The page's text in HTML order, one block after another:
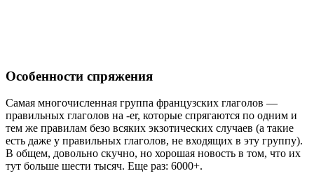
Особенности спряжения
Самая многочисленная группа французских глаголов —
правильных глаголов на -er, которые спрягаются по одним и
тем же правилам безо всяких экзотических случаев (а такие
есть даже у правильных глаголов, не входящих в эту группу).
В общем, довольно скучно, но хорошая новость в том, что их
тут больше шести тысяч. Еще раз: 6000+.